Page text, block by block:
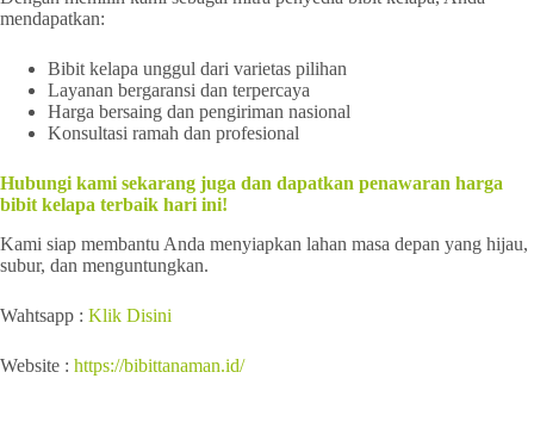
mendapatkan:
Bibit kelapa unggul dari varietas pilihan
Layanan bergaransi dan terpercaya
Harga bersaing dan pengiriman nasional
Konsultasi ramah dan profesional
Hubungi kami sekarang juga dan dapatkan penawaran harga
bibit kelapa terbaik hari ini!
Kami siap membantu Anda menyiapkan lahan masa depan yang hijau,
subur, dan menguntungkan.
Wahtsapp : Klik Disini
Website : https://bibittanaman.id/